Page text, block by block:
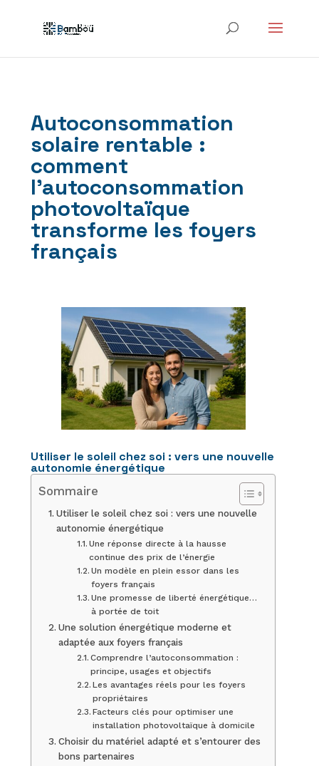
Autoconsommation
solaire rentable :
comment
l’autoconsommation
photovoltaïque
transforme les foyers
français
Utiliser le soleil chez soi : vers une nouvelle
autonomie énergétique
Sommaire
Utiliser le soleil chez soi : vers une nouvelle
autonomie énergétique
Une réponse directe à la hausse
continue des prix de l’énergie
Un modèle en plein essor dans les
foyers français
Une promesse de liberté énergétique…
à portée de toit
Une solution énergétique moderne et
adaptée aux foyers français
Comprendre l’autoconsommation :
principe, usages et objectifs
Les avantages réels pour les foyers
propriétaires
Facteurs clés pour optimiser une
installation photovoltaïque à domicile
Choisir du matériel adapté et s’entourer des
bons partenaires